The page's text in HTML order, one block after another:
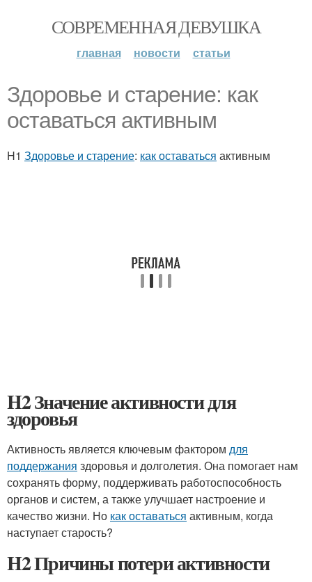
СОВРЕМЕННАЯ ДЕВУШКА
главная новости статьи
Здоровье и старение: как
оставаться активным
H1 Здоровье и старение: как оставаться активным
H2 Значение активности для
здоровья
Активность является ключевым фактором для
поддержания здоровья и долголетия. Она помогает нам
сохранять форму, поддерживать работоспособность
органов и систем, а также улучшает настроение и
качество жизни. Но как оставаться активным, когда
наступает старость?
H2 Причины потери активности